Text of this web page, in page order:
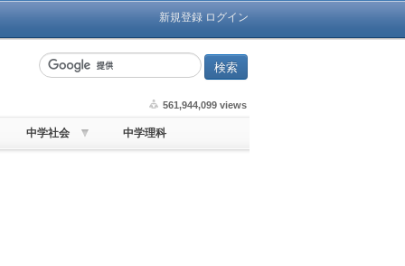
新規登録 ログイン
561,944,099 views
中学社会 中学理科